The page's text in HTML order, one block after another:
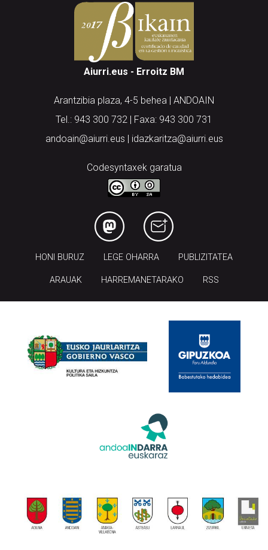
Aiurri.eus - Erroitz BM
Arantzibia plaza, 4-5 behea | ANDOAIN
Tel.: 943 300 732 | Faxa: 943 300 731
andoain@aiurri.eus | idazkaritza@aiurri.eus
Codesyntaxek garatua
HONI BURUZ LEGE OHARRA PUBLIZITATEA
ARAUAK HARREMANETARAKO RSS